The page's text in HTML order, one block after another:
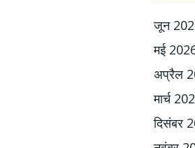
जून
मई
अप्रैल
मार्च
दिसंबर